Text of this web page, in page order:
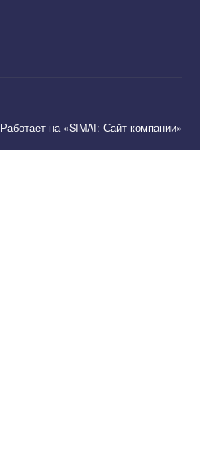
Работает на «SIMAI: Сайт компании»